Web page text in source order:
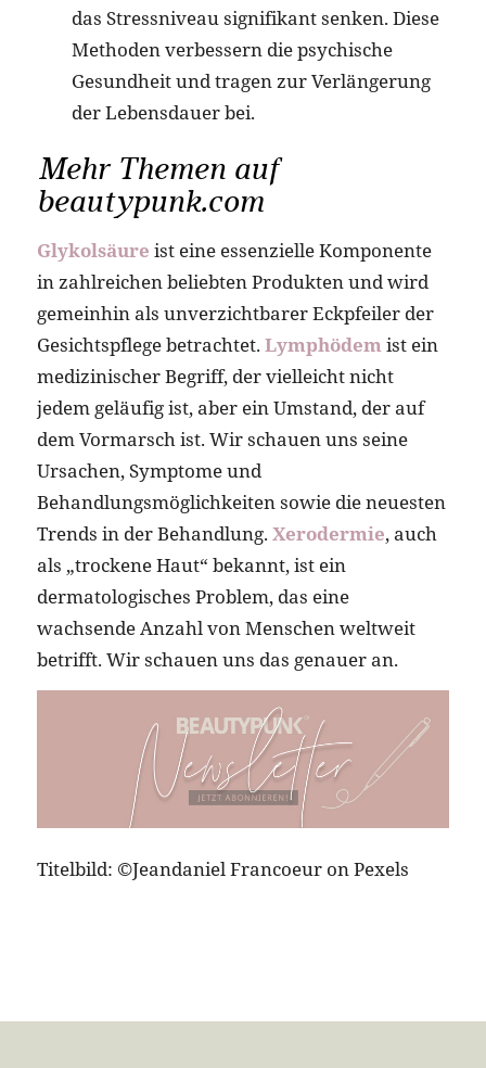
das Stressniveau signifikant senken. Diese
Methoden verbessern die psychische
Gesundheit und tragen zur Verlängerung
der Lebensdauer bei.
Mehr Themen auf
beautypunk.com
Glykolsäure ist eine essenzielle Komponente
in zahlreichen beliebten Produkten und wird
gemeinhin als unverzichtbarer Eckpfeiler der
Gesichtspflege betrachtet. Lymphödemist ein
medizinischer Begriff, der vielleicht nicht
jedem geläufig ist, aber ein Umstand, der auf
dem Vormarsch ist. Wir schauen uns seine
Ursachen, Symptome und
Behandlungsmöglichkeiten sowie die neuesten
Trends in der Behandlung. Xerodermie, auch
als „trockene Haut“ bekannt, ist ein
dermatologisches Problem, das eine
wachsende Anzahl von Menschen weltweit
betrifft. Wir schauen uns das genauer an.
Titelbild: ©Jeandaniel Francoeur on Pexels